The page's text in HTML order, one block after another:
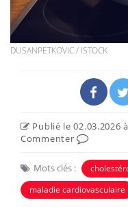
DUSANPETKOVIC / ISTOCK
Publié le 02.03.2026
Commenter
Mots clés :
maladie cardiovasculaire